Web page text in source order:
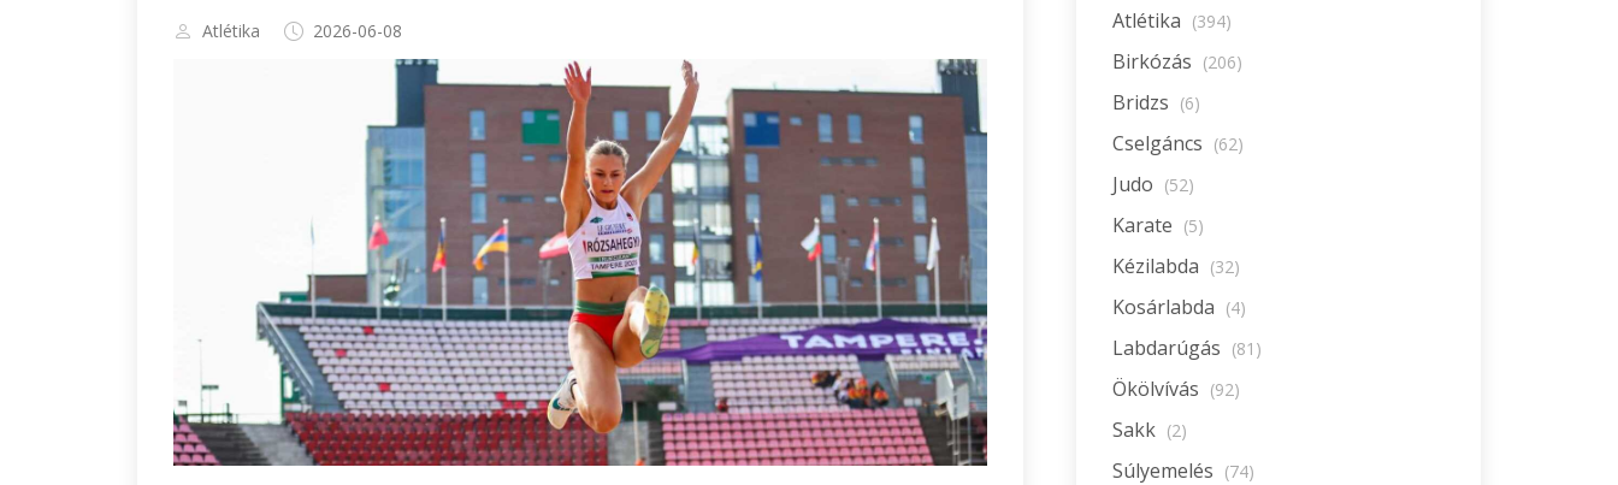
Atlétika 2026-06-08 Atlétika (394)
Birkózás (206)
Bridzs (6)
Cselgáncs (62)
Judo (52)
Karate (5)
Kézilabda (32)
Kosárlabda (4)
Labdarúgás (81)
Ökölvívás (92)
Sakk (2)
Súlyemelés (74)